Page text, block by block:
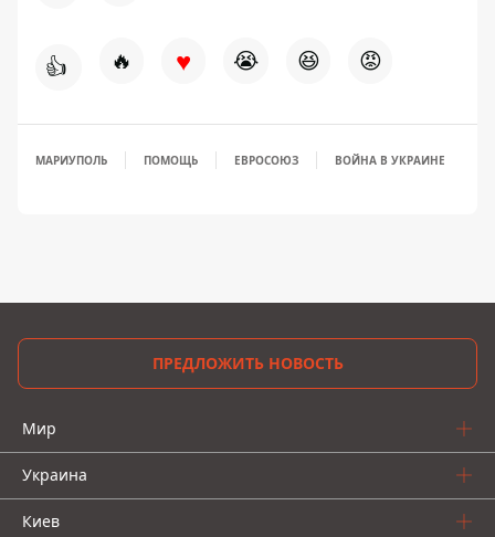
👍 🔥 ♥ 😭 😆 😡
МАРИУПОЛЬ ПОМОЩЬ ЕВРОСОЮЗ ВОЙНА В УКРАИНЕ
ПРЕДЛОЖИТЬ НОВОСТЬ
Мир
Украина
Киев